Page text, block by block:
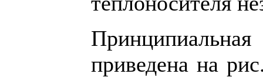
приведена на